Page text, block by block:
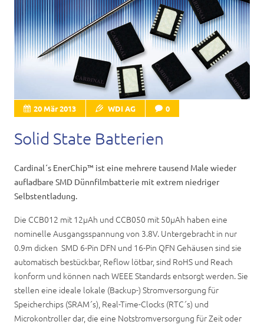
Produkte
Service
Medien
Magazin
Karriere
20 Mär 2013 WDI AG 0
Solid State Batterien
Cardinal´s EnerChip™ ist eine mehrere tausend Male wieder
aufladbare SMD Dünnfilmbatterie mit extrem niedriger
Selbstentladung.
Die CCB012 mit 12µAh und CCB050 mit 50µAh haben eine
nominelle Ausgangsspannung von 3.8V. Untergebracht in nur
0.9m dicken SMD 6-Pin DFN und 16-Pin QFN Gehäusen sind sie
automatisch bestückbar, Reflow lötbar, sind RoHS und Reach
konform und können nach WEEE Standards entsorgt werden. Sie
stellen eine ideale lokale (Backup-) Stromversorgung für
Speicherchips (SRAM´s), Real-Time-Clocks (RTC´s) und
Microkontroller dar, die eine Notstromversorgung für Zeit oder